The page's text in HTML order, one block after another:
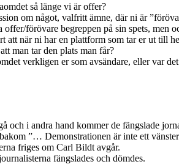
så länge vi är offer?
om något, valfritt ämne, där ni är
förövare begreppen på sin spets, men
att när ni har en plattform som tar er ut till
man tar den plats man får?
verkligen er som avsändare, eller var
och i andra hand kommer de fängslade
”… Demonstrationen är inte ett
friges om Carl Bildt avgår.
fängslades och dömdes.